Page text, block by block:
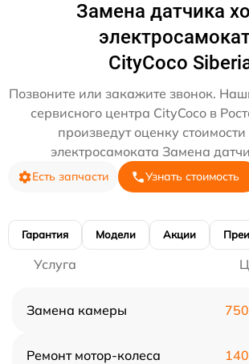
Замена датчика
CityCoco
Позвоните или закажите звонок.
сервисного центра CityCoco в
произведут оценку
электросамоката Замена
Есть запчасти Узнать стоимость
Гарантия Модели Акции
Услуга
Замена камеры
Ремонт мотор-колеса